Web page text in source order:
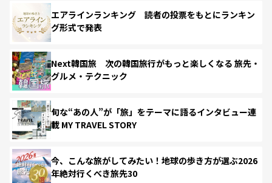
エアラインランキング 読者の投票をもとにランキン
グ形式で発表
Next韓国旅 次の韓国旅行がもっと楽しくなる 旅先・
グルメ・テクニック
旬な“あの人”が「旅」をテーマに語るインタビュー連
載 MY TRAVEL STORY
今、こんな旅がしてみたい！地球の歩き方が選ぶ2026
年絶対行くべき旅先30